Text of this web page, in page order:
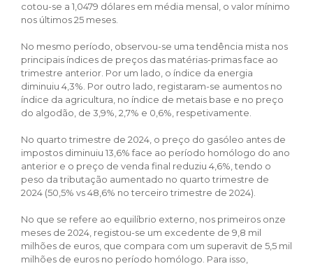
cotou-se a 1,0479 dólares em média mensal, o valor mínimo
nos últimos 25 meses.
No mesmo período, observou-se uma tendência mista nos
principais índices de preços das matérias-primas face ao
trimestre anterior. Por um lado, o índice da energia
diminuiu 4,3%. Por outro lado, registaram-se aumentos no
índice da agricultura, no índice de metais base e no preço
do algodão, de 3,9%, 2,7% e 0,6%, respetivamente.
No quarto trimestre de 2024, o preço do gasóleo antes de
impostos diminuiu 13,6% face ao período homólogo do ano
anterior e o preço de venda final reduziu 4,6%, tendo o
peso da tributação aumentado no quarto trimestre de
2024 (50,5% vs 48,6% no terceiro trimestre de 2024).
No que se refere ao equilíbrio externo, nos primeiros onze
meses de 2024, registou-se um excedente de 9,8 mil
milhões de euros, que compara com um superavit de 5,5 mil
milhões de euros no período homólogo. Para isso,